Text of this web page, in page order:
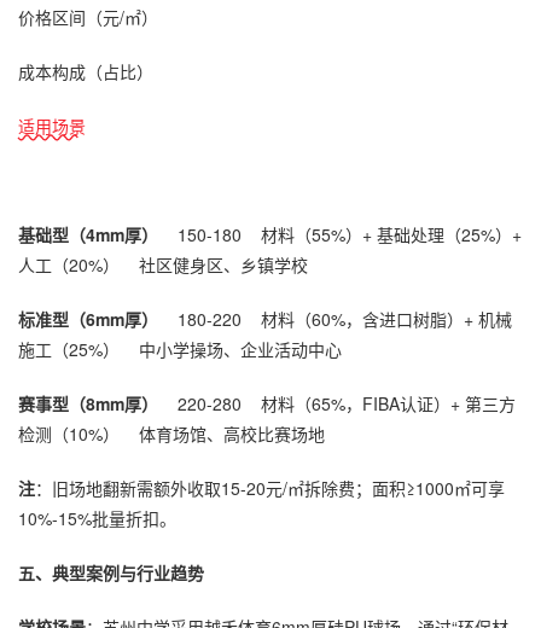
价格区间（元/㎡）
成本构成（占比）
适用场景
基础型（4mm厚）
150-180 材料（55%）+ 基础处理（25%）+
人工（20%） 社区健身区、乡镇学校
标准型（6mm厚）
180-220 材料（60%，含进口树脂）+ 机械
施工（25%） 中小学操场、企业活动中心
赛事型（8mm厚）
220-280 材料（65%，FIBA认证）+ 第三方
检测（10%） 体育场馆、高校比赛场地
注：旧场地翻新需额外收取15-20元/㎡拆除费；面积≥1000㎡可享
10%-15%批量折扣。
五、典型案例与行业趋势